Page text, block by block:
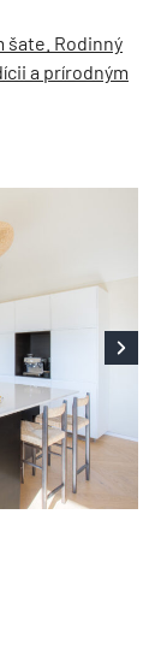
šate. Rodinný
a prírodným